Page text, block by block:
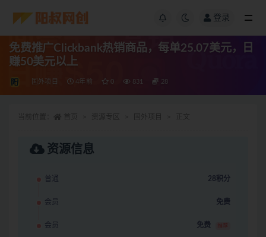
登录
免费推广Clickbank热销商品，每单25.07美元，日
赚50美元以上
国外项目 4年前 0 831 28
资源信息
普通 28积分
会员 免费
会员 免费 推荐